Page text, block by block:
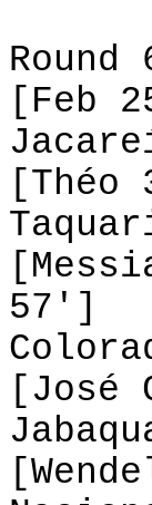
Round
[Feb
[Théo
57']